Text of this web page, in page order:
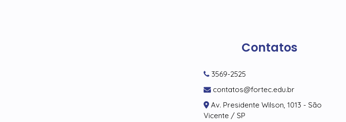
Contatos
3569-2525
contatos@fortec.edu.br
Av. Presidente Wilson, 1013 - São
Vicente / SP